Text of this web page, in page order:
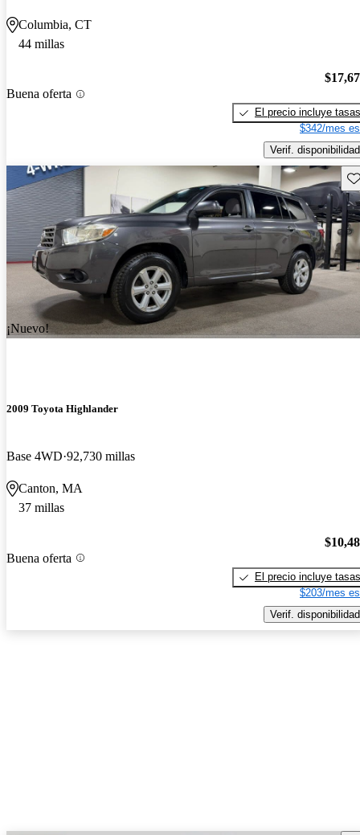
Columbia, CT
44 millas
Buena oferta
El precio incluye tasas
$342/mes
Verif. disponibilidad
¡Nuevo!
2009 Toyota Highlander
Base 4WD 92,730 millas
Canton, MA
37 millas
Buena oferta
El precio incluye tasas
$203/mes
Verif. disponibilidad